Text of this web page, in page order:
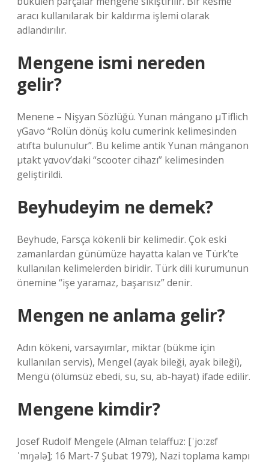
aracı kullanılarak bir kaldırma işlemi olarak
adlandırılır.
Mengene ismi nereden
gelir?
Menene – Nişyan Sözlüğü. Yunan mángano μTiflich
γGaνο “Rolün dönüş kolu cumerink kelimesinden
atıfta bulunulur”. Bu kelime antik Yunan mánganon
μtakt γανον’daki “scooter cihazı” kelimesinden
geliştirildi.
Beyhudeyim ne demek?
Beyhude, Farsça kökenli bir kelimedir. Çok eski
zamanlardan günümüze hayatta kalan ve Türk’te
kullanılan kelimelerden biridir. Türk dili kurumunun
önemine “işe yaramaz, başarısız” denir.
Mengen ne anlama gelir?
Adın kökeni, varsayımlar, miktar (bükme için
kullanılan servis), Mengel (ayak bileği, ayak bileği),
Mengü (ölümsüz ebedi, su, su, ab-hayat) ifade edilir.
Mengene kimdir?
Josef Rudolf Mengele (Alman telaffuz: [ˈjoːzɛf
ˈmŋələ]; 16 Mart-7 Şubat 1979), Nazi toplama kampı